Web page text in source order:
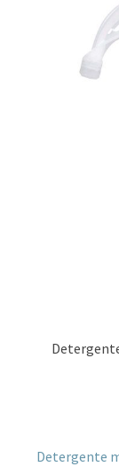
Detergente